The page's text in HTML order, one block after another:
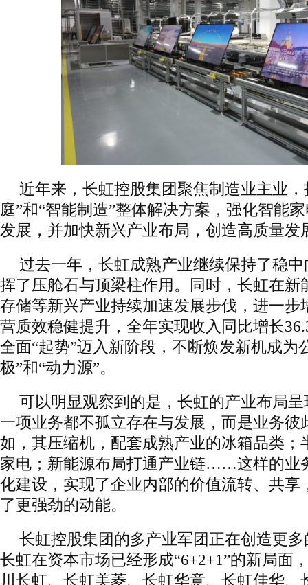
近年来，长虹控股集团聚焦制造业主业，
庭”和“智能制造”整体解决方案，强化智能
发展，并加快新兴产业布局，创造高质量发
过去一年，长虹成熟产业继续保持了稳
挥了压舱石与顶梁柱作用。同时，长虹在新
存储等新兴产业持续加速发展步伐，进一步
营质效稳健提升，全年实现收入同比增长
全面“起势”迈入新阶段，不断焕发新机成为
极”和“动力源”。
可以明显观察到的是，长虹的产业布局
一项业务都不孤立存在与发展，而是业务彼
如，其压缩机，配套成熟产业的冰箱品类；
家电；新能源布局打通产业链……这样的业
化建设，实现了企业内部的价值流转、共享
了更强劲的动能。
长虹控股集团的多产业军团正在创造更
长虹在资本市场已经形成“6+2+1”的新局面
川长虹、长虹美菱、长虹华意、长虹佳华、